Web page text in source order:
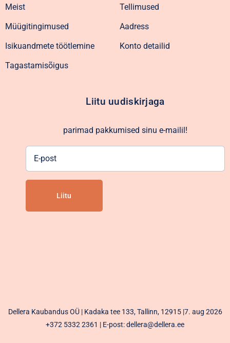
Meist
Müügitingimused
Isikuandmete töötlemine
Tagastamisõigus
Tellimused
Aadress
Konto detailid
Liitu uudiskirjaga
parimad pakkumised sinu e-mailil!
Dellera Kaubandus OÜ | Kadaka tee 133, Tallinn, 12915 |7. aug 2026
+372 5332 2361 | E-post: dellera@dellera.ee